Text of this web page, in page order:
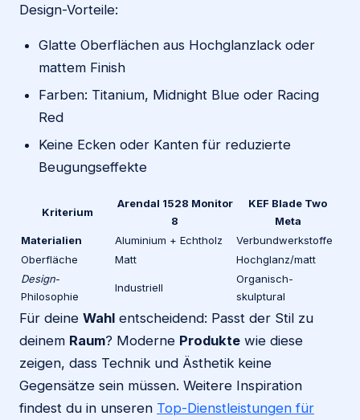
Design-Vorteile:
Glatte Oberflächen aus Hochglanzlack oder
mattem Finish
Farben: Titanium, Midnight Blue oder Racing
Red
Keine Ecken oder Kanten für reduzierte
Beugungseffekte
Kriterium
Arendal 1528 Monitor
8
KEF Blade Two
Meta
Materialien
Aluminium + Echtholz
Verbundwerkstoffe
Oberfläche
Matt
Hochglanz/matt
Design-
Philosophie
Industriell
Organisch-
skulptural
Für deine Wahl entscheidend: Passt der Stil zu
deinem Raum? Moderne Produkte wie diese
zeigen, dass Technik und Ästhetik keine
Gegensätze sein müssen. Weitere Inspiration
findest du in unseren Top-Dienstleistungen für